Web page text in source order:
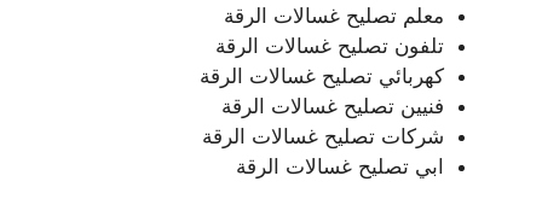
معلم تصليح غسالات الرقة
تلفون تصليح غسالات الرقة
كهربائي تصليح غسالات الرقة
فنيين تصليح غسالات الرقة
شركات تصليح غسالات الرقة
ابي تصليح غسالات الرقة